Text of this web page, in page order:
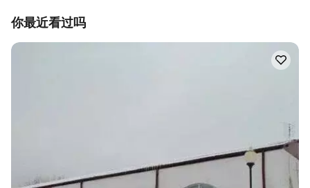
你最近看过吗